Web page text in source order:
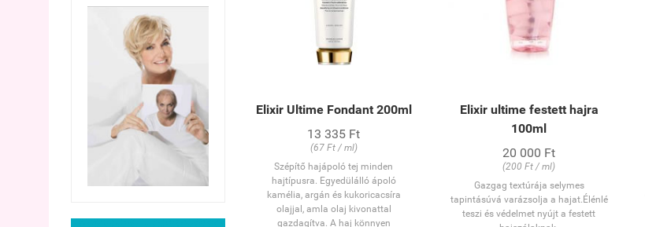
Elixir Ultime Fondant 200ml
13 335 Ft
(67 Ft / ml)
Szépítő hajápoló tej minden
hajtípusra. Egyedülálló ápoló
kamélia, argán és kukoricacsíra
olajjal, amla olaj kivonattal
gazdagítva. A haj könnyen
Elixir ultime festett hajra
100ml
20 000 Ft
(200 Ft / ml)
Gazgag textúrája selymes
tapintásúvá varázsolja a hajat.Élénlé
teszi és védelmet nyújt a festett